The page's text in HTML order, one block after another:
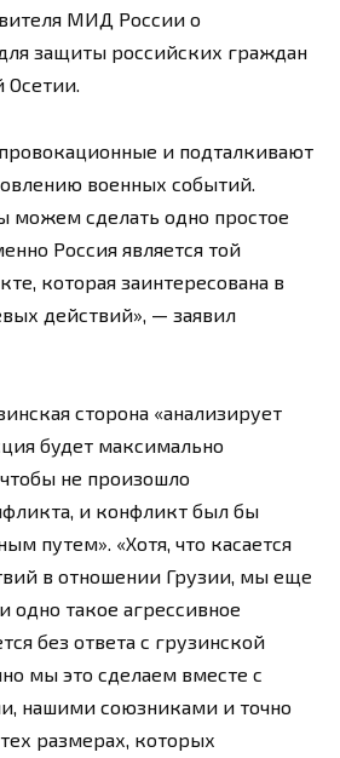
МИД России о
защиты российских граждан
и подталкивают
военных событий.
можем сделать одно простое
Россия является той
которая заинтересована в
действий», — заявил
сторона «анализирует
будет максимально
не произошло
и конфликт был бы
путем». «Хотя, что касается
в отношении Грузии, мы еще
одно такое агрессивное
без ответа с грузинской
мы это сделаем вместе с
нашими союзниками и точно
размерах, которых